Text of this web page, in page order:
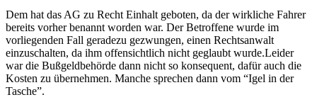
Dem hat das AG zu Recht Einhalt geboten, da der wirkliche Fahrer
bereits vorher benannt worden war. Der Betroffene wurde im
vorliegenden Fall geradezu gezwungen, einen Rechtsanwalt
einzuschalten, da ihm offensichtlich nicht geglaubt wurde.Leider
war die Bußgeldbehörde dann nicht so konsequent, dafür auch die
Kosten zu übernehmen. Manche sprechen dann vom “Igel in der
Tasche”.